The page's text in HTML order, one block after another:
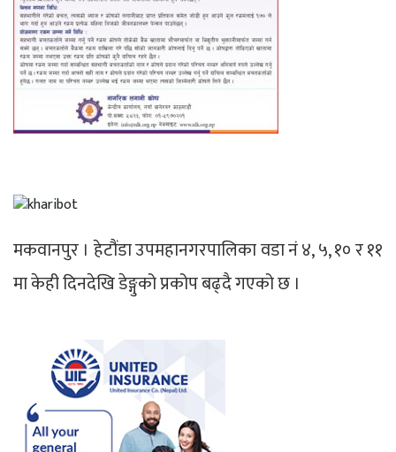
मकवानपुर । हेटौंडा उपमहानगरपालिका वडा नं ४, ५, १० र ११
मा केही दिनदेखि डेङ्गुको प्रकोप बढ्दै गएको छ ।